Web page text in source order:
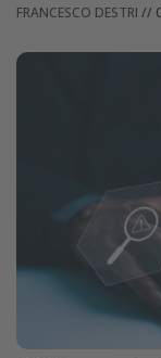
FRANCESCO DESTRI //